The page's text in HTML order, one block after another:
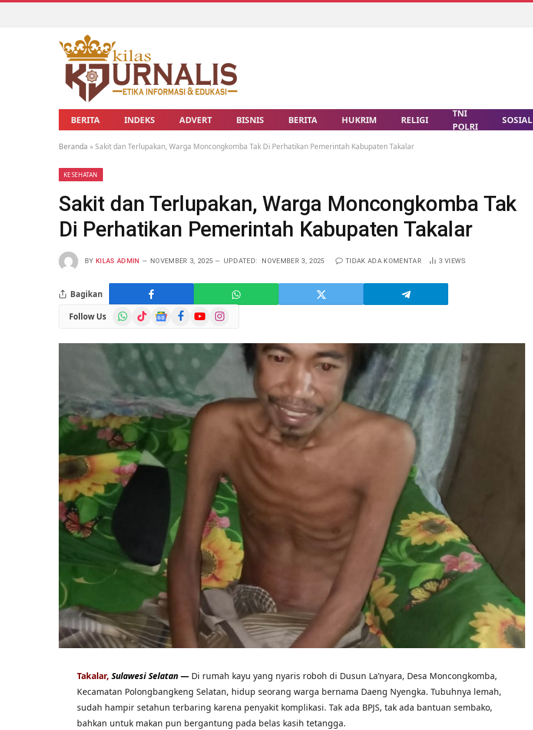
BERITA INDEKS ADVERT BISNIS BERITA HUKRIM RELIGI
TNI
POLRI
SOSIAL
Beranda »Sakit dan Terlupakan, Warga Moncongkomba Tak Di Perhatikan Pemerintah Kabupaten Takalar
KESEHATAN
Sakit dan Terlupakan, Warga Moncongkomba Tak
Di Perhatikan Pemerintah Kabupaten Takalar
BY KILAS ADMIN NOVEMBER 3, 2025 UPDATED: NOVEMBER 3, 2025 TIDAK ADA KOMENTAR 3 VIEWS
Bagikan
Follow Us WhatsApp
TikTokGoogle
News
FacebookYouTubeInstagram
Takalar,Sulawesi Selatan— Di rumah kayu yang nyaris roboh di Dusun La’nyara, Desa Moncongkomba,
Kecamatan Polongbangkeng Selatan, hidup seorang warga bernama Daeng Nyengka. Tubuhnya lemah,
sudah hampir setahun terbaring karena penyakit komplikasi. Tak ada BPJS, tak ada bantuan sembako,
bahkan untuk makan pun bergantung pada belas kasih tetangga.